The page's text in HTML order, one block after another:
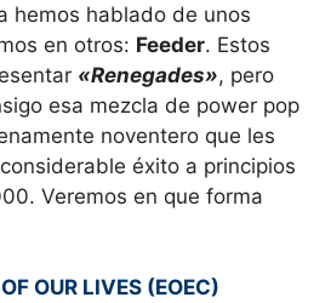
hemos hablado de unos
en otros: Feeder. Estos
«Renegades», pero
esa mezcla de power pop
noventero que les
éxito a principios
Veremos en que forma
OUR LIVES (EOEC)